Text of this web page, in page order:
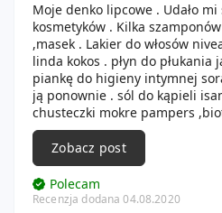
Moje denko lipcowe . Udało
kosmetyków . Kilka
,masek . Lakier do włosów
linda kokos . płyn do
piankę do higieny intymnej
ją ponownie . sól do kąpieli
chusteczki mokre pampers
myjący męczyłam go z pół roku
innych . 2 korektory l'oreal
dr,susanne von schmiedeberg i
do higieny intymnej facelle
ust evree cudowny i bardzo
Zobacz post
Polecam
Recenzja dodana 04.08.2020